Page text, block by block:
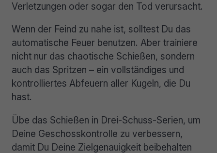
Verletzungen oder sogar den Tod verursacht.
Wenn der Feind zu nahe ist, solltest Du das
automatische Feuer benutzen. Aber trainiere
nicht nur das chaotische Schießen, sondern
auch das Spritzen – ein vollständiges und
kontrolliertes Abfeuern aller Kugeln, die Du
hast.
Übe das Schießen in Drei-Schuss-Serien, um
Deine Geschosskontrolle zu verbessern,
damit Du Deine Zielgenauigkeit beibehalten